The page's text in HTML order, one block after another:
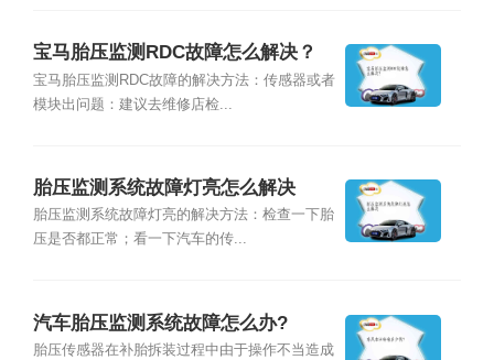
宝马胎压监测RDC故障怎么解决？
宝马胎压监测RDC故障的解决方法：传感器或者
模块出问题：建议去维修店检...
胎压监测系统故障灯亮怎么解决
胎压监测系统故障灯亮的解决方法：检查一下胎
压是否都正常；看一下汽车的传...
汽车胎压监测系统故障怎么办?
胎压传感器在补胎拆装过程中由于操作不当造成